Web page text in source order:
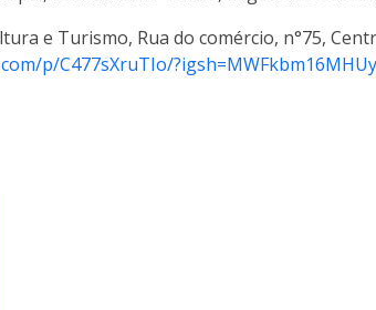
e Turismo, Rua do comércio, n°75,
p/C477sXruTIo/